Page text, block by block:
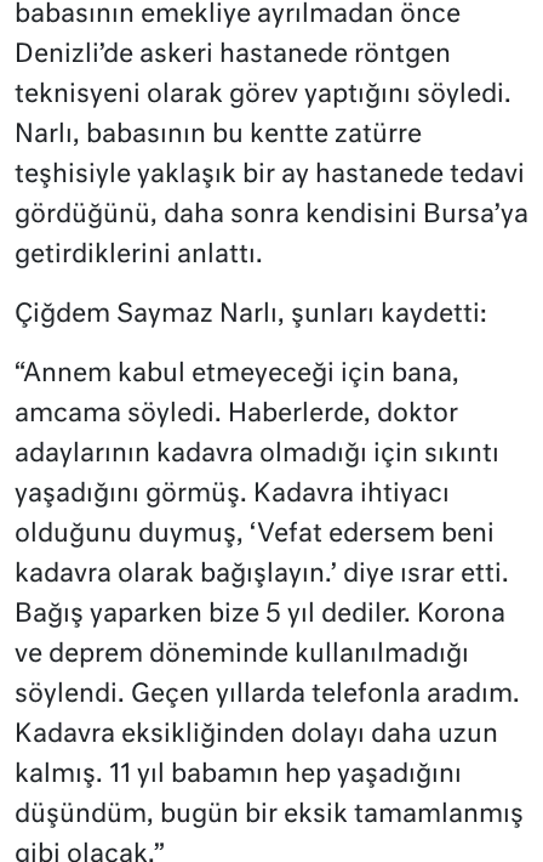
babasının emekliye ayrılmadan önce
Denizli’de askeri hastanede röntgen
teknisyeni olarak görev yaptığını söyledi.
Narlı, babasının bu kentte zatürre
teşhisiyle yaklaşık bir ay hastanede tedavi
gördüğünü, daha sonra kendisini Bursa’ya
getirdiklerini anlattı.
Çiğdem Saymaz Narlı, şunları kaydetti:
“Annem kabul etmeyeceği için bana,
amcama söyledi. Haberlerde, doktor
adaylarının kadavra olmadığı için sıkıntı
yaşadığını görmüş. Kadavra ihtiyacı
olduğunu duymuş, ‘Vefat edersem beni
kadavra olarak bağışlayın.’ diye ısrar etti.
Bağış yaparken bize 5 yıl dediler. Korona
ve deprem döneminde kullanılmadığı
söylendi. Geçen yıllarda telefonla aradım.
Kadavra eksikliğinden dolayı daha uzun
kalmış. 11 yıl babamın hep yaşadığını
düşündüm, bugün bir eksik tamamlanmış
gibi olacak.”